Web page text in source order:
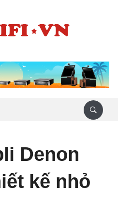
Denon
kế nhỏ